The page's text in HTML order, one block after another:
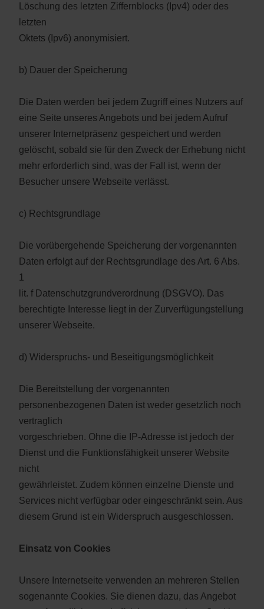
Löschung des letzten Ziffernblocks (Ipv4) oder des
letzten
Oktets (Ipv6) anonymisiert.
b) Dauer der Speicherung
Die Daten werden bei jedem Zugriff eines Nutzers auf
eine Seite unseres Angebots und bei jedem Aufruf
unserer Internetpräsenz gespeichert und werden
gelöscht, sobald sie für den Zweck der Erhebung nicht
mehr erforderlich sind, was der Fall ist, wenn der
Besucher unsere Webseite verlässt.
c) Rechtsgrundlage
Die vorübergehende Speicherung der vorgenannten
Daten erfolgt auf der Rechtsgrundlage des Art. 6 Abs.
1
lit. f Datenschutzgrundverordnung (DSGVO). Das
berechtigte Interesse liegt in der Zurverfügungstellung
unserer Webseite.
d) Widerspruchs- und Beseitigungsmöglichkeit
Die Bereitstellung der vorgenannten
personenbezogenen Daten ist weder gesetzlich noch
vertraglich
vorgeschrieben. Ohne die IP-Adresse ist jedoch der
Dienst und die Funktionsfähigkeit unserer Website
nicht
gewährleistet. Zudem können einzelne Dienste und
Services nicht verfügbar oder eingeschränkt sein. Aus
diesem Grund ist ein Widerspruch ausgeschlossen.
Einsatz von Cookies
Unsere Internetseite verwenden an mehreren Stellen
sogenannte Cookies. Sie dienen dazu, das Angebot